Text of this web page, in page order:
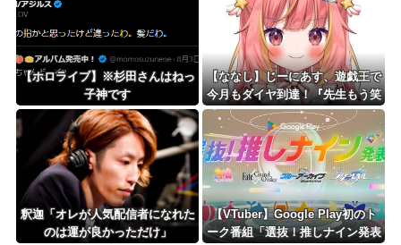
【ホロライブ】※杉田さんはねっ
子神です
【ななし】じーにあす、遊戯王で
今月もダイヤ到達！『先生もう笑
うしかなくなっとりますやん』
『とんでもないバケモンを産み出
してしまった』
釈迦「オレが人気配信者になれた
のは運が良かっただけ」
【VTuber】Google Play初のト
ーク番組「選抜！推しナイン発表